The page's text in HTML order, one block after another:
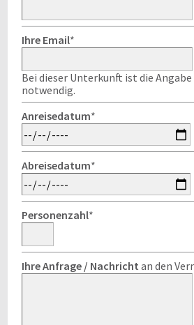
Ihre Email*
Bei dieser Unterkunft ist die
notwendig.
Anreisedatum*
Abreisedatum*
Personenzahl*
Ihre Anfrage / Nachricht an den